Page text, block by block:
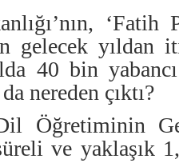
‘Fatih
gelecek yıldan
40 bin
nereden çıktı?
Öğretiminin
ve yaklaşık